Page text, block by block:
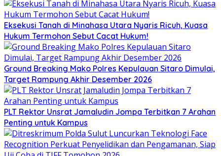
Eksekusi Tanah di Minahasa Utara Nyaris Ricuh, Kuasa
Hukum Termohon Sebut Cacat Hukum!
Ground Breaking Mako Polres Kepulauan Sitaro Dimulai,
Target Rampung Akhir Desember 2026
​PLT Rektor Unsrat Jamaludin Jompa Terbitkan 7 Arahan
Penting untuk Kampus